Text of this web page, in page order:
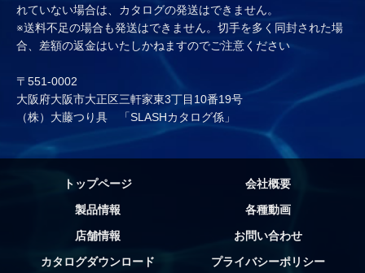
れていない場合は、カタログの発送はできません。
※送料不足の場合も発送はできません。切手を多く同封された場
合、差額の返金はいたしかねますのでご注意ください
〒551-0002
大阪府大阪市大正区三軒家東3丁目10番19号
（株）大藤つり具 「SLASHカタログ係」
トップページ
会社概要
製品情報
各種動画
店舗情報
お問い合わせ
カタログダウンロード
プライバシーポリシー